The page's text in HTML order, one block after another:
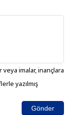
imalar, inançlara
yazılmış
Gönder